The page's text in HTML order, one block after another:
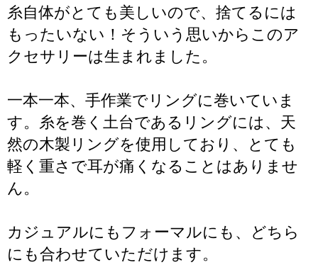
糸自体がとても美しいので、捨てるには
もったいない！そういう思いからこのア
クセサリーは生まれました。
一本一本、手作業でリングに巻いていま
す。糸を巻く土台であるリングには、天
然の木製リングを使用しており、とても
軽く重さで耳が痛くなることはありませ
ん。
カジュアルにもフォーマルにも、どちら
にも合わせていただけます。